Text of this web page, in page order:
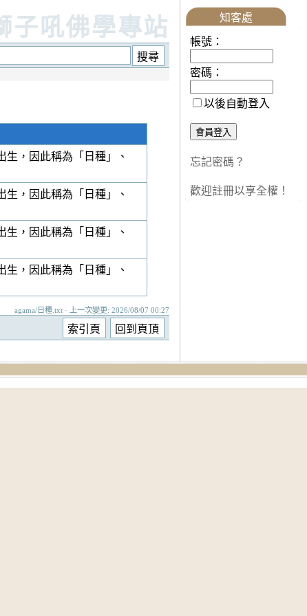
子吼佛學專站
，因此稱為「日種」、
，因此稱為「日種」、
，因此稱為「日種」、
，因此稱為「日種」、
agama/日種.txt · 上一次變更: 2026/08/07 00:27
知客處
帳號：
密碼：
以後自動登入
忘記密碼？
歡迎註冊以享全權！